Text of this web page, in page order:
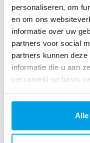
personaliseren, om
en om ons
informatie over uw
partners voor social
partners kunnen
informatie die u aan
verzameld op basis
upgraden, maar er was
beschikbaar. Mobiele
de oplossing bij
Ketelwater Mobiele
Energiecentrales
Zie referentie